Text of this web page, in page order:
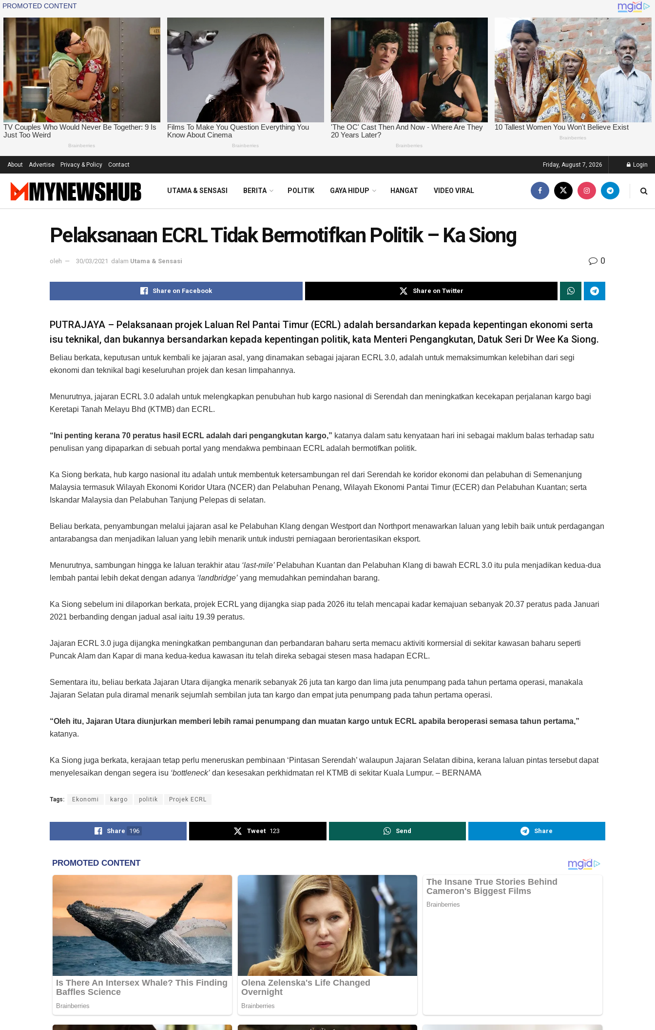
About Advertise Privacy & Policy Contact Friday, August 7, 2026 Login
UTAMA & SENSASI BERITA POLITIK GAYA HIDUP HANGAT VIDEO VIRAL
Pelaksanaan ECRL Tidak Bermotifkan Politik – Ka Siong
oleh 30/03/2021 dalam Utama & Sensasi 0
Share on Facebook Share on Twitter
PUTRAJAYA – Pelaksanaan projek Laluan Rel Pantai Timur (ECRL) adalah bersandarkan kepada kepentingan ekonomi serta
isu teknikal, dan bukannya bersandarkan kepada kepentingan politik, kata Menteri Pengangkutan, Datuk Seri Dr Wee Ka Siong.
Beliau berkata, keputusan untuk kembali ke jajaran asal, yang dinamakan sebagai jajaran ECRL 3.0, adalah untuk memaksimumkan kelebihan dari segi
ekonomi dan teknikal bagi keseluruhan projek dan kesan limpahannya.
Menurutnya, jajaran ECRL 3.0 adalah untuk melengkapkan penubuhan hub kargo nasional di Serendah dan meningkatkan kecekapan perjalanan kargo bagi
Keretapi Tanah Melayu Bhd (KTMB) dan ECRL.
“Ini penting kerana 70 peratus hasil ECRL adalah dari pengangkutan kargo,” katanya dalam satu kenyataan hari ini sebagai maklum balas terhadap satu
penulisan yang dipaparkan di sebuah portal yang mendakwa pembinaan ECRL adalah bermotifkan politik.
Ka Siong berkata, hub kargo nasional itu adalah untuk membentuk ketersambungan rel dari Serendah ke koridor ekonomi dan pelabuhan di Semenanjung
Malaysia termasuk Wilayah Ekonomi Koridor Utara (NCER) dan Pelabuhan Penang, Wilayah Ekonomi Pantai Timur (ECER) dan Pelabuhan Kuantan; serta
Iskandar Malaysia dan Pelabuhan Tanjung Pelepas di selatan.
Beliau berkata, penyambungan melalui jajaran asal ke Pelabuhan Klang dengan Westport dan Northport menawarkan laluan yang lebih baik untuk perdagangan
antarabangsa dan menjadikan laluan yang lebih menarik untuk industri perniagaan berorientasikan eksport.
Menurutnya, sambungan hingga ke laluan terakhir atau ‘last-mile’ Pelabuhan Kuantan dan Pelabuhan Klang di bawah ECRL 3.0 itu pula menjadikan kedua-dua
lembah pantai lebih dekat dengan adanya ‘landbridge’ yang memudahkan pemindahan barang.
Ka Siong sebelum ini dilaporkan berkata, projek ECRL yang dijangka siap pada 2026 itu telah mencapai kadar kemajuan sebanyak 20.37 peratus pada Januari
2021 berbanding dengan jadual asal iaitu 19.39 peratus.
Jajaran ECRL 3.0 juga dijangka meningkatkan pembangunan dan perbandaran baharu serta memacu aktiviti kormersial di sekitar kawasan baharu seperti
Puncak Alam dan Kapar di mana kedua-kedua kawasan itu telah direka sebagai stesen masa hadapan ECRL.
Sementara itu, beliau berkata Jajaran Utara dijangka menarik sebanyak 26 juta tan kargo dan lima juta penumpang pada tahun pertama operasi, manakala
Jajaran Selatan pula diramal menarik sejumlah sembilan juta tan kargo dan empat juta penumpang pada tahun pertama operasi.
“Oleh itu, Jajaran Utara diunjurkan memberi lebih ramai penumpang dan muatan kargo untuk ECRL apabila beroperasi semasa tahun pertama,”
katanya.
Ka Siong juga berkata, kerajaan tetap perlu meneruskan pembinaan ‘Pintasan Serendah’ walaupun Jajaran Selatan dibina, kerana laluan pintas tersebut dapat
menyelesaikan dengan segera isu ‘bottleneck’ dan kesesakan perkhidmatan rel KTMB di sekitar Kuala Lumpur. – BERNAMA
Tags: Ekonomi kargo politik Projek ECRL
Share 196 Tweet 123 Send Share